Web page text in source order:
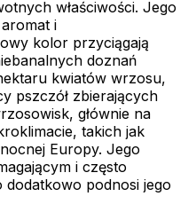
właściwości. Jego
i
kolor przyciągają
doznań
kwiatów wrzosu,
pszczół zbierających
głównie na
takich jak
Europy. Jego
i często
podnosi jego